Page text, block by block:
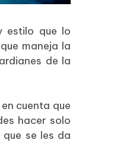
estilo que lo
maneja la
de la
cuenta que
hacer solo
se les da